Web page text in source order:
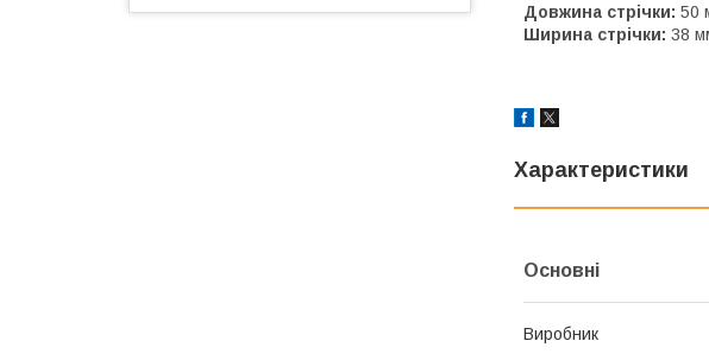
Довжина стрічки: 50
Ширина стрічки: 38
Характеристики
Основні
Виробник